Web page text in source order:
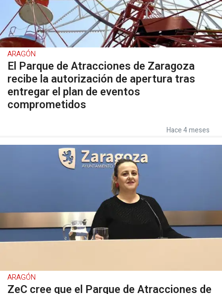
ARAGÓN
El Parque de Atracciones de Zaragoza
recibe la autorización de apertura tras
entregar el plan de eventos
comprometidos
Hace 4 meses
ARAGÓN
ZeC cree que el Parque de Atracciones de